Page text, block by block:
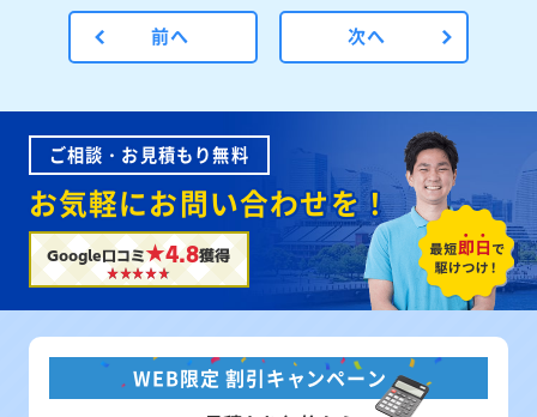
前へ 次へ
ご相談・お見積もり無料
お気軽にお問い合わせを！
Google口コミ★4.8獲得
WEB限定 割引キャンペーン